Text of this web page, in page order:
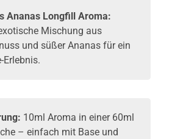
Ananas Longfill Aroma:
Mischung aus
und süßer Ananas für ein
Erlebnis.
10ml Aroma in einer 60ml
– einfach mit Base und